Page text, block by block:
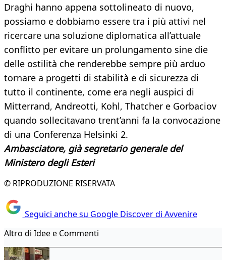
Draghi hanno appena sottolineato di nuovo,
possiamo e dobbiamo essere tra i più attivi nel
ricercare una soluzione diplomatica all’attuale
conflitto per evitare un prolungamento sine die
delle ostilità che renderebbe sempre più arduo
tornare a progetti di stabilità e di sicurezza di
tutto il continente, come era negli auspici di
Mitterrand, Andreotti, Kohl, Thatcher e Gorbaciov
quando sollecitavano trent’anni fa la convocazione
di una Conferenza Helsinki 2.
Ambasciatore, già segretario generale del
Ministero degli Esteri
© RIPRODUZIONE RISERVATA
Seguici anche su Google Discover di Avvenire
Altro di Idee e Commenti